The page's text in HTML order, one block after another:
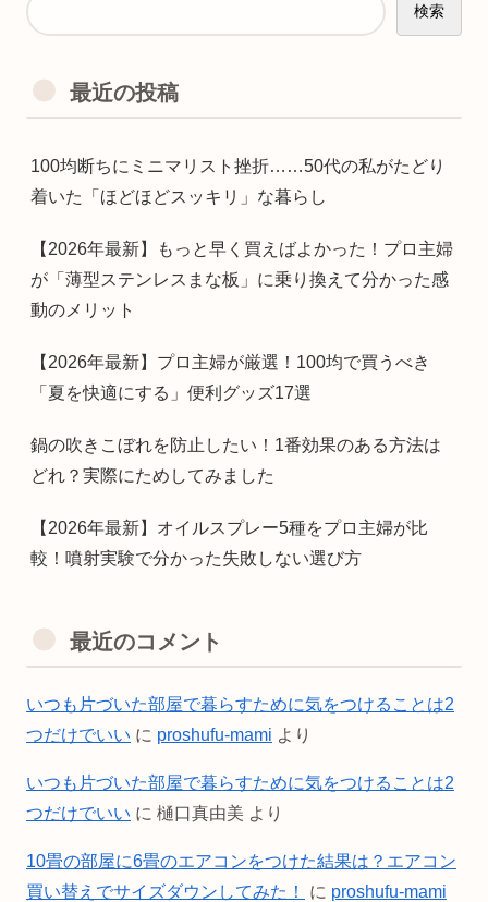
検索
最近の投稿
100均断ちにミニマリスト挫折……50代の私がたどり
着いた「ほどほどスッキリ」な暮らし
【2026年最新】もっと早く買えばよかった！プロ主婦
が「薄型ステンレスまな板」に乗り換えて分かった感
動のメリット
【2026年最新】プロ主婦が厳選！100均で買うべき
「夏を快適にする」便利グッズ17選
鍋の吹きこぼれを防止したい！1番効果のある方法は
どれ？実際にためしてみました
【2026年最新】オイルスプレー5種をプロ主婦が比
較！噴射実験で分かった失敗しない選び方
最近のコメント
いつも片づいた部屋で暮らすために気をつけることは2
つだけでいい に proshufu-mami より
いつも片づいた部屋で暮らすために気をつけることは2
つだけでいい に 樋口真由美 より
10畳の部屋に6畳のエアコンをつけた結果は？エアコン
買い替えでサイズダウンしてみた！
に proshufu-mami